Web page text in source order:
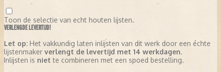
Toon de selectie van echt houten lijsten.
VERLENGDE LEVERTIJD!
Let op: Het vakkundig laten inlijsten van dit werk door een échte
lijstenmaker verlengt de levertijd met 14 werkdagen.
Inlijsten is niet te combineren met een spoed bestelling.